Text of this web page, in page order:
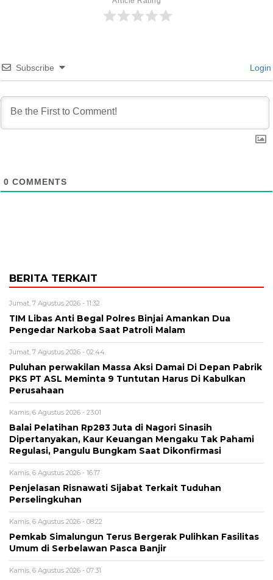
Subscribe Login
0 COMMENTS
BERITA TERKAIT
Jumat, 7 Agustus 2026 - 11:32
TIM Libas Anti Begal Polres Binjai Amankan Dua
Pengedar Narkoba Saat Patroli Malam
Jumat, 7 Agustus 2026 - 02:44
Puluhan perwakilan Massa Aksi Damai Di Depan Pabrik
PKS PT ASL Meminta 9 Tuntutan Harus Di Kabulkan
Perusahaan
Kamis, 6 Agustus 2026 - 23:01
Balai Pelatihan Rp283 Juta di Nagori Sinasih
Dipertanyakan, Kaur Keuangan Mengaku Tak Pahami
Regulasi, Pangulu Bungkam Saat Dikonfirmasi
Kamis, 6 Agustus 2026 - 16:17
Penjelasan Risnawati Sijabat Terkait Tuduhan
Perselingkuhan
Kamis, 6 Agustus 2026 - 08:22
Pemkab Simalungun Terus Bergerak Pulihkan Fasilitas
Umum di Serbelawan Pasca Banjir
Kamis, 6 Agustus 2026 - 07:31